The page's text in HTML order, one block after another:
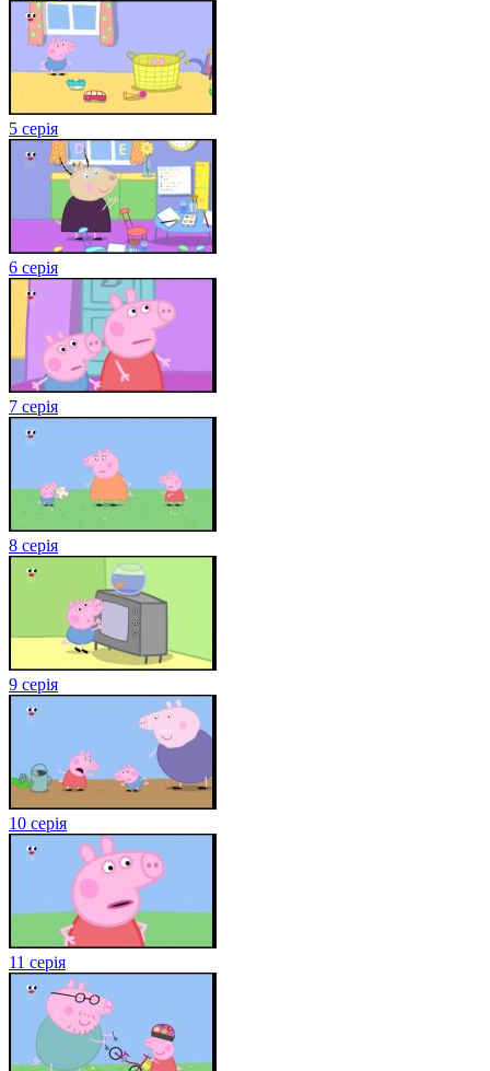
5 серія
6 серія
7 серія
8 серія
9 серія
10 серія
11 серія